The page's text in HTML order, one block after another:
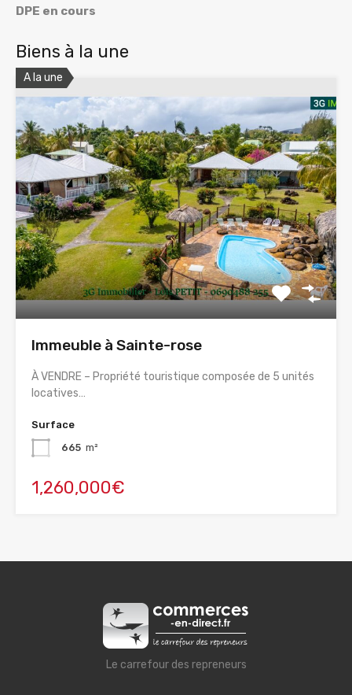
DPE en cours
Biens à la une
A la une
Immeuble à Sainte-rose
À VENDRE – Propriété touristique composée de 5 unités
locatives…
Surface
665 m²
1,260,000€
Le carrefour des repreneurs